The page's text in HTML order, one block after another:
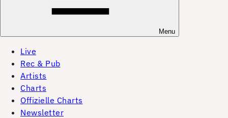
Menu
Live
Rec & Pub
Artists
Charts
Offizielle Charts
Newsletter